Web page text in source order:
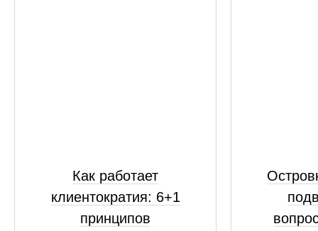
Как работает
клиентократия: 6+1
принципов